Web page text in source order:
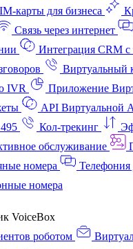
карты для бизнеса
Связь через интернет
Интеграция CRM с
Виртуальный
IVR
Приложение
API Виртуальной
Кол-трекинг
обслуживание
номера
Телефония
номера
VoiceBox
роботом